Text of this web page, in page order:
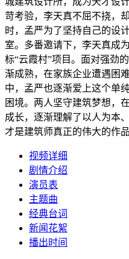
苛考验，李天真不屈不挠，
时，孟严为了坚持自己的设
室。多番邀请下，李天真成
标“云霞村”项目。面对强劲
渐成熟，在家族企业遭遇困
中，孟严也逐渐爱上这个单
困境。两人坚守建筑梦想，
成长，逐渐理解了以人为本
才是建筑师真正的伟大的作品
视频详细
剧情介绍
演员表
主题曲
经典台词
新闻花絮
播出时间